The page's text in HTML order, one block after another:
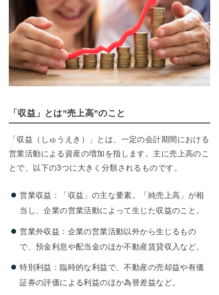
「収益」とは”売上高”のこと
「収益（しゅうえき）」とは、一定の会計期間における
営業活動による資産の増加を指します。主に売上高のこ
とで、以下の3つに大きく分類されるものです。
営業収益：「収益」の主な要素。「純売上高」が相
当し、企業の営業活動によって生じた収益のこと。
営業外収益：企業の営業活動以外から生じるもの
で、預金利息や配当金のほか不動産賃貸収入など。
特別利益：臨時的な利益で、不動産の売却益や有価
証券の評価による利益のほか為替差益など。